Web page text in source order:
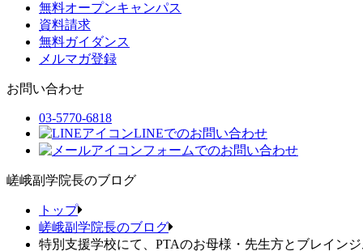
無料オープンキャンパス
資料請求
無料ガイダンス
メルマガ登録
お問い合わせ
03-5770-6818
LINEでのお問い合わせ
フォームでのお問い合わせ
嵯峨副学院長のブログ
トップ
嵯峨副学院長のブログ
特別支援学校にて、PTAのお母様・先生方とブレイン